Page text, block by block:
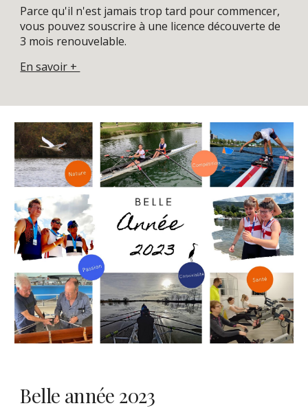
Parce qu'il n'est jamais trop tard pour commencer,
vous pouvez souscrire à une licence découverte de
3 mois renouvelable.
En savoir +
Belle année 2023